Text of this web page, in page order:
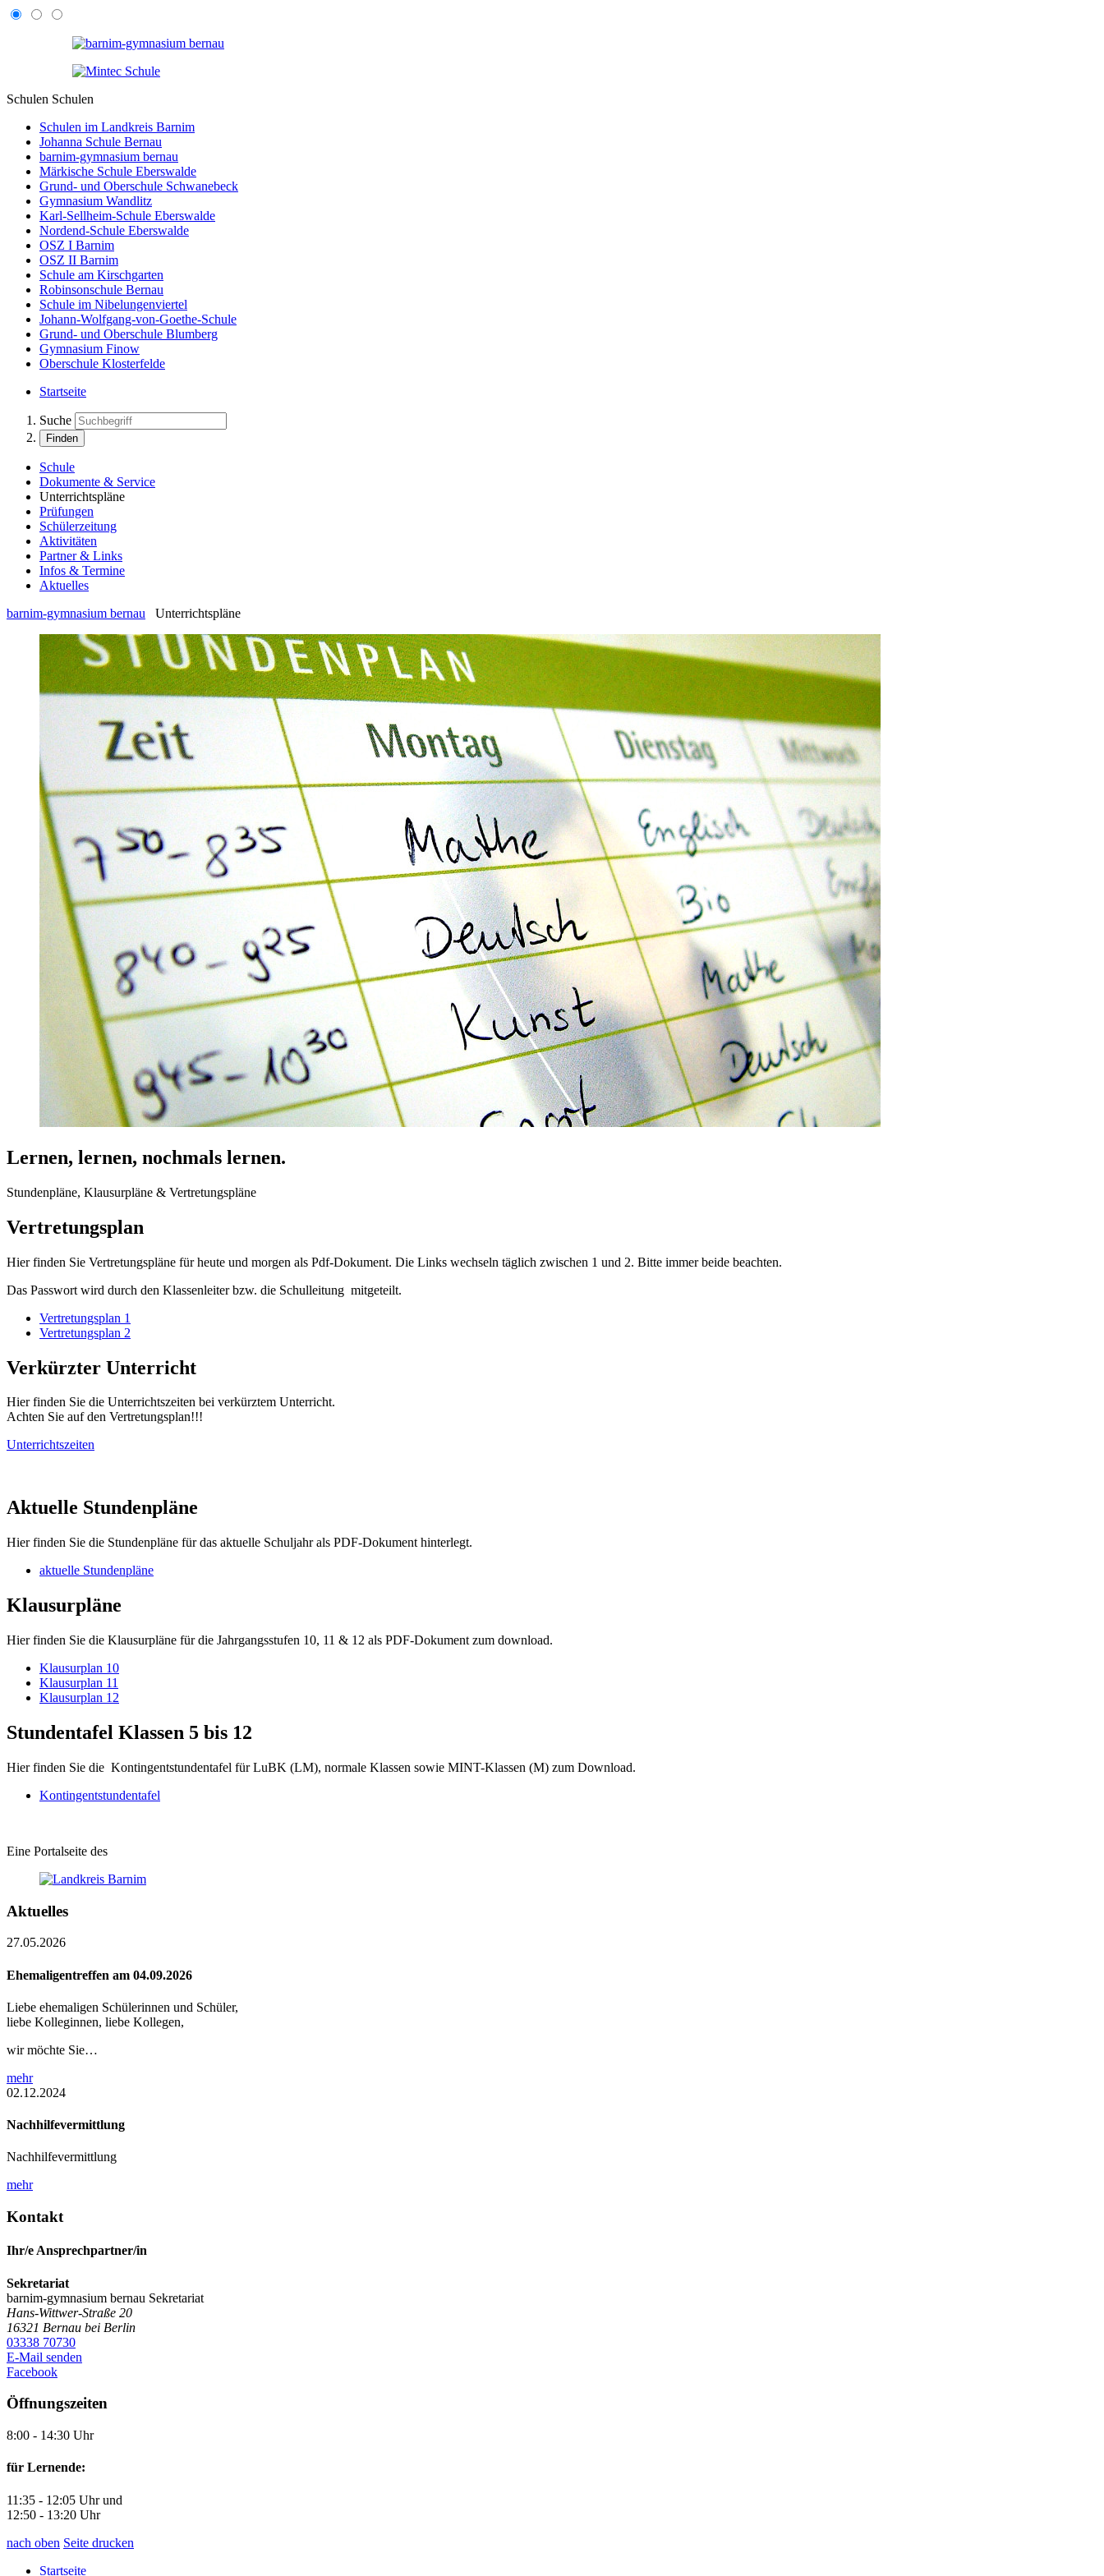
Schulen Schulen
Schulen im Landkreis Barnim
Johanna Schule Bernau
barnim-gymnasium bernau
Märkische Schule Eberswalde
Grund- und Oberschule Schwanebeck
Gymnasium Wandlitz
Karl-Sellheim-Schule Eberswalde
Nordend-Schule Eberswalde
OSZ I Barnim
OSZ II Barnim
Schule am Kirschgarten
Robinsonschule Bernau
Schule im Nibelungenviertel
Johann-Wolfgang-von-Goethe-Schule
Grund- und Oberschule Blumberg
Gymnasium Finow
Oberschule Klosterfelde
Startseite
Suche
Finden
Schule
Dokumente & Service
Unterrichtspläne
Prüfungen
Schülerzeitung
Aktivitäten
Partner & Links
Infos & Termine
Aktuelles
barnim-gymnasium bernau
Unterrichtspläne
Lernen, lernen, nochmals lernen.
Stundenpläne, Klausurpläne & Vertretungspläne
Vertretungsplan
Hier finden Sie Vertretungspläne für heute und morgen als Pdf-Dokument. Die Links wechseln täglich zwischen 1 und 2. Bitte immer beide beachten.
Das Passwort wird durch den Klassenleiter bzw. die Schulleitung mitgeteilt.
Vertretungsplan 1
Vertretungsplan 2
Verkürzter Unterricht
Hier finden Sie die Unterrichtszeiten bei verkürztem Unterricht.
Achten Sie auf den Vertretungsplan!!!
Unterrichtszeiten
Aktuelle Stundenpläne
Hier finden Sie die Stundenpläne für das aktuelle Schuljahr als PDF-Dokument hinterlegt.
aktuelle Stundenpläne
Klausurpläne
Hier finden Sie die Klausurpläne für die Jahrgangsstufen 10, 11 & 12 als PDF-Dokument zum download.
Klausurplan 10
Klausurplan 11
Klausurplan 12
Stundentafel Klassen 5 bis 12
Hier finden Sie die Kontingentstundentafel für LuBK (LM), normale Klassen sowie MINT-Klassen (M) zum Download.
Kontingentstundentafel
Eine Portalseite des
Aktuelles
27.05.2026
Ehemaligentreffen am 04.09.2026
Liebe ehemaligen Schülerinnen und Schüler,
liebe Kolleginnen, liebe Kollegen,
wir möchte Sie…
mehr
02.12.2024
Nachhilfevermittlung
Nachhilfevermittlung
mehr
Kontakt
Ihr/e Ansprechpartner/in
Sekretariat
barnim-gymnasium bernau Sekretariat
Hans-Wittwer-Straße 20
16321 Bernau bei Berlin
03338 70730
E-Mail senden
Facebook
Öffnungszeiten
8:00 - 14:30 Uhr
für Lernende:
11:35 - 12:05 Uhr und
12:50 - 13:20 Uhr
nach oben Seite drucken
Startseite